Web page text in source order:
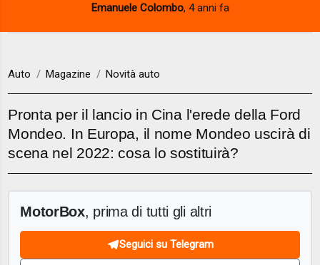
Emanuele Colombo, 4 anni fa
Auto Magazine Novità auto
Pronta per il lancio in Cina l'erede della Ford
Mondeo. In Europa, il nome Mondeo uscirà di
scena nel 2022: cosa lo sostituirà?
MotorBox, prima di tutti gli altri
Seguici su Telegram